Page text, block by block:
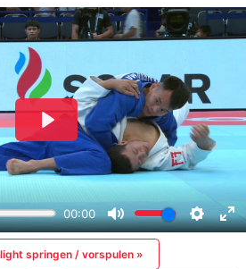
springen / vorspulen »